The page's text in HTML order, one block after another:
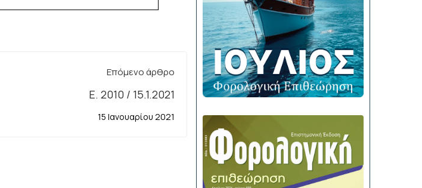
Επόμενο άρθρο
E. 2010 / 15.1.2021
15 Ιανουαρίου 2021